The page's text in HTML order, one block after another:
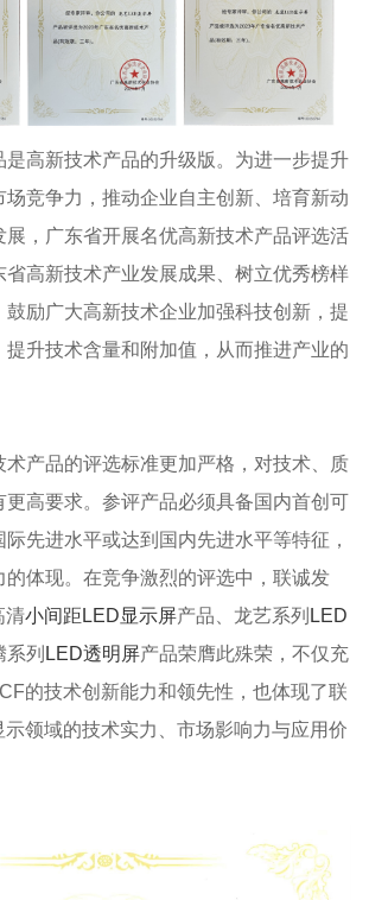
是高新技术产品的升级版。为进一步提升
场竞争力，推动企业自主创新、培育新动
展，广东省开展名优高新技术产品评选活
省高新技术产业发展成果、树立优秀榜样
鼓励广大高新技术企业加强科技创新，提
提升技术含量和附加值，从而推进产业的
术产品的评选标准更加严格，对技术、质
更高要求。参评产品必须具备国内首创可
先进水平或达到国内先进水平等特征，
的体现。在竞争激烈的评选中，联诚发
清小间距LED显示屏产品、龙艺系列 LED
系列 LED透明屏产品荣膺此殊荣，不仅充
的技术创新能力和领先性，也体现了联
领域的技术实力、市场影响力与应用价